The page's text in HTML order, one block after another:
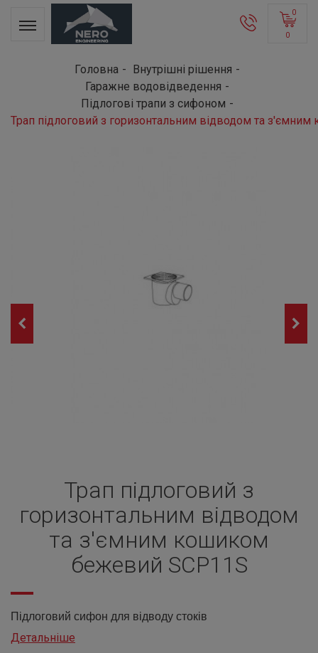
0
0
Головна
Внутрішні рішення
Гаражне водовідведення
Підлогові трапи з сифоном
Трап підлоговий з горизонтальним відводом та
Трап підлоговий з
горизонтальним відводом
та з'ємним кошиком
бежевий SCP11S
Підлоговий сифон для відводу стоків
Детальніше